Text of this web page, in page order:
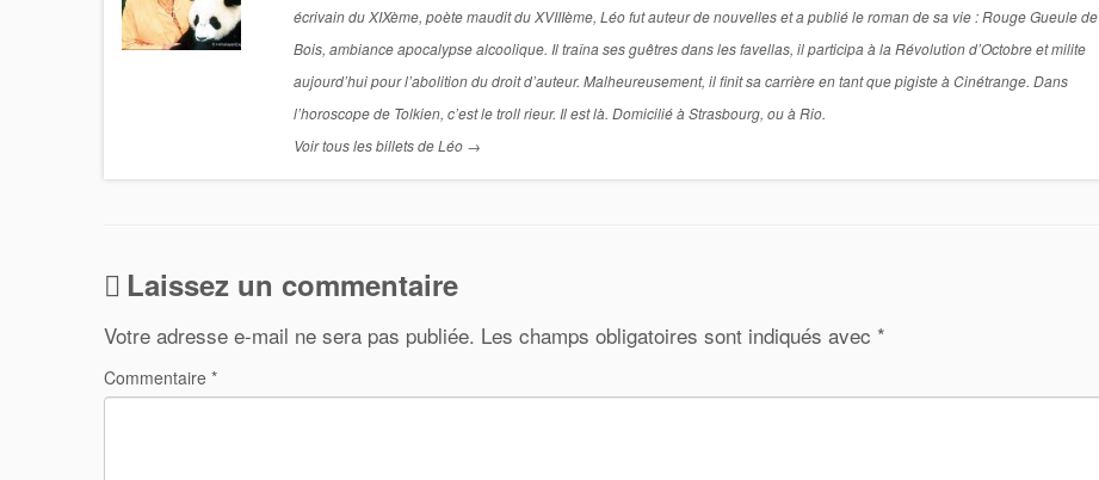
écrivain du XIXème, poète maudit du XVIIIème, Léo fut auteur de nouvelles et a publié le roman de sa vie : Rouge Gueule de
Bois, ambiance apocalypse alcoolique. Il traîna ses guêtres dans les favellas, il participa à la Révolution d’Octobre et milite
aujourd’hui pour l’abolition du droit d’auteur. Malheureusement, il finit sa carrière en tant que pigiste à Cinétrange. Dans
l’horoscope de Tolkien, c’est le troll rieur. Il est là. Domicilié à Strasbourg, ou à Rio.
Voir tous les billets de Léo →
Laissez un commentaire
Votre adresse e-mail ne sera pas publiée. Les champs obligatoires sont indiqués avec *
Commentaire *